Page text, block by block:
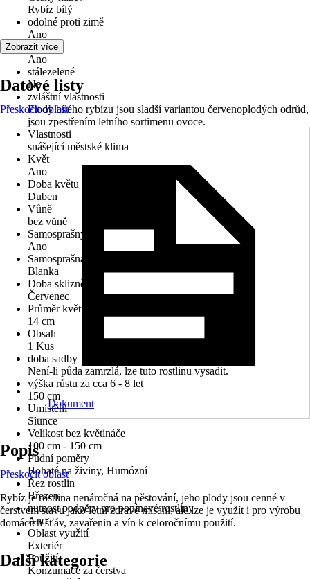
Rybíz bílý
odolné proti zimě
Ano
víceleté
Ano
stálezelené
Ne
zvláštní vlastnosti
Plody bílého rybízu jsou sladší variantou červenoplodých odrůd,
jsou zpestřením letního sortimenu ovoce.
Vlastnosti
snášející městské klima
Květ
Ano
Doba květu
Duben
Vůně
bez vůně
Samosprašný
Ano
Samosprašná odrůda
Blanka
Doba sklizně
Červenec
Průměr květináče
14 cm
Obsah
1 Kus
doba sadby
Není-li půda zamrzlá, lze tuto rostlinu vysadit.
výška růstu za cca 6 - 8 let
150 cm
Umístění
Slunce
Velikost bez květináče
100 cm - 150 cm
Půdní poměry
Bohaté na živiny, Humózní
Řez rostlin
Březen
nutnost podpěry pro popínavé rostliny
Ano
Oblast využití
Exteriér
Použití
Konzumace za čerstva
Zobrazit více
Datové listy
Přeskočit oblast
Dokument
Popis
Přeskočit oblast
Rybíz je rostlina nenáročná na pěstování, jeho plody jsou cenné v
čerstvém stavu jako letní zdravé mlsání, ale lze je využít i pro výrobu
domácích šťáv, zavařenin a vín k celoročnímu použití.
Další kategorie